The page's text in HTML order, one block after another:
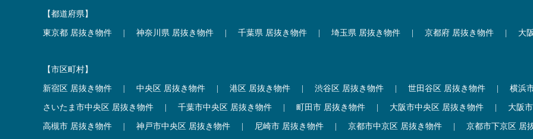
【都道府県】
東京都 居抜き物件 神奈川県 居抜き物件 千葉県 居抜き物件 埼玉県 居抜き物件 京都府 居抜き物件 大
【市区町村】
新宿区 居抜き物件 中央区 居抜き物件 港区 居抜き物件 渋谷区 居抜き物件 世田谷区 居抜き物件 横浜
さいたま市中央区 居抜き物件 千葉市中央区 居抜き物件 町田市 居抜き物件 大阪市中央区 居抜き物件 大阪
高槻市 居抜き物件 神戸市中央区 居抜き物件 尼崎市 居抜き物件 京都市中京区 居抜き物件 京都市下京区 居